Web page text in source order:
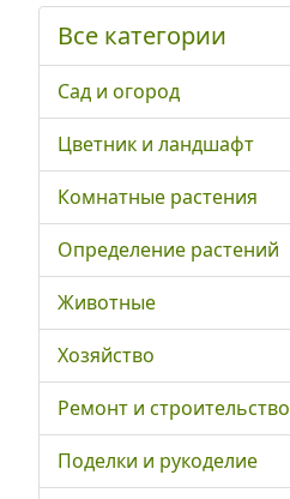
Все категории
Сад и огород
Цветник и ландшафт
Комнатные растения
Определение растений
Животные
Хозяйство
Ремонт и строительство
Поделки и рукоделие